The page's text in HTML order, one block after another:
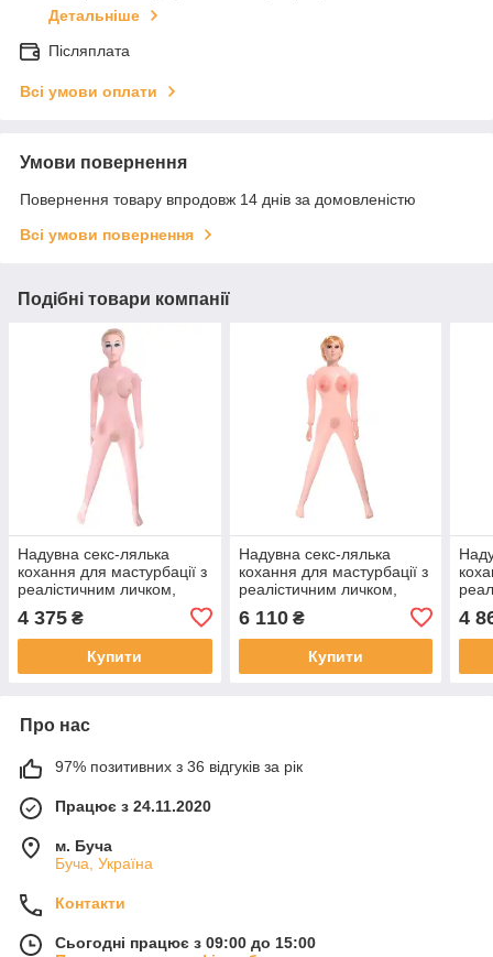
Детальніше
Післяплата
Всі умови оплати
Умови повернення
Повернення товару впродовж 14 днів за домовленістю
Всі умови повернення
Подібні товари компанії
Надувна секс-лялька
кохання для мастурбації з
реалістичним личком,
ногами
4 375 ₴
Купити
Надувна секс-лялька
кохання для мастурбації з
реалістичним личком,
руками та ногами
6 110₴
Купити
4
Про нас
97% позитивних з 36 відгуків за рік
Працює з 24.11.2020
м. Буча
Буча, Україна
Контакти
Сьогодні працює з 09:00 до 15:00